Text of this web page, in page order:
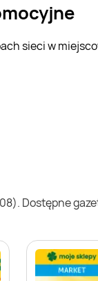
sieci w
Dostępne